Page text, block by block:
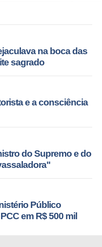
na boca das
sagrado
e a consciência
do Supremo e do
Público
em R$ 500 mil